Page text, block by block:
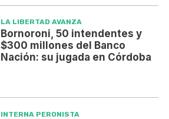
LA LIBERTAD AVANZA
Bornoroni, 50 intendentes y
$300 millones del Banco
Nación: su jugada en Córdoba
INTERNA PERONISTA